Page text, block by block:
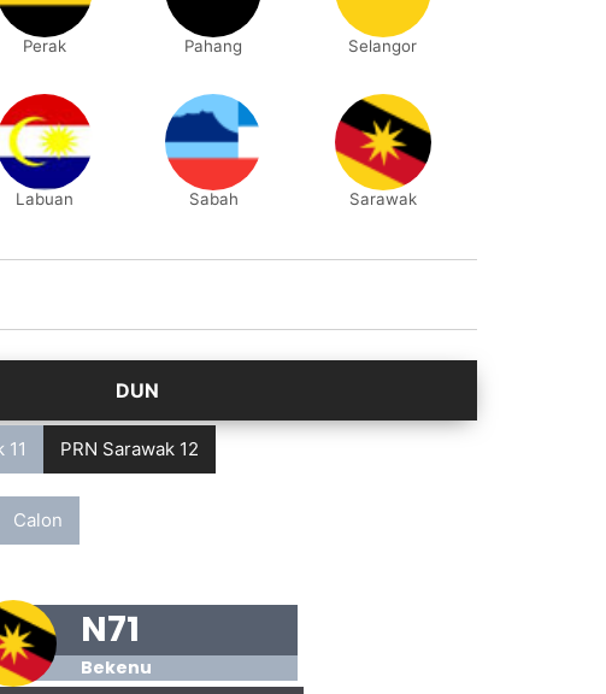
Perak Pahang Selangor
Labuan Sabah Sarawak
11 PRN Sarawak 12
Calon
N71
Bekenu